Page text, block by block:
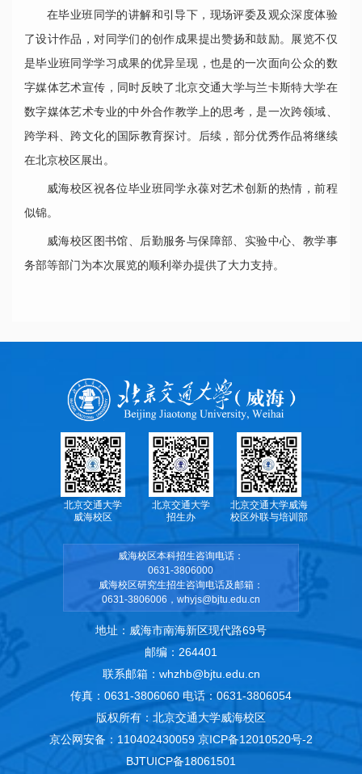
在毕业班同学的讲解和引导下，现场评委及观众深度体验
了设计作品，对同学们的创作成果提出赞扬和鼓励。展览不仅
是毕业班同学学习成果的优异呈现，也是的一次面向公众的数
字媒体艺术宣传，同时反映了北京交通大学与兰卡斯特大学在
数字媒体艺术专业的中外合作教学上的思考，是一次跨领域、
跨学科、跨文化的国际教育探讨。后续，部分优秀作品将继续
在北京校区展出。
威海校区祝各位毕业班同学永葆对艺术创新的热情，前程
似锦。
威海校区图书馆、后勤服务与保障部、实验中心、教学事
务部等部门为本次展览的顺利举办提供了大力支持。
北京交通大学
威海校区
北京交通大学
招生办
北京交通大学威海
校区外联与培训部
威海校区本科招生咨询电话：
0631-3806000
威海校区研究生招生咨询电话及邮箱：
0631-3806006，whyjs@bjtu.edu.cn
地址：威海市南海新区现代路69号
邮编：264401
联系邮箱：whzhb@bjtu.edu.cn
传真：0631-3806060 电话：0631-3806054
版权所有：北京交通大学威海校区
京公网安备：110402430059 京ICP备12010520号-2
BJTUICP备18061501